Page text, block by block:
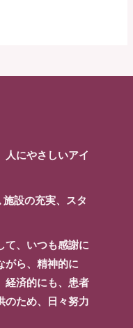
人にやさしいアイ
設の充実、スタ
て、いつも感謝に
がら、精神的に
経済的にも、患者
のため、日々努力